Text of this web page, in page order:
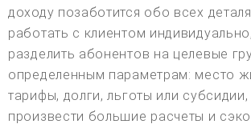
доходу позаботится обо всех
работать с клиентом
разделить абонентов на целевые
определенным параметрам: место
тарифы, долги, льготы или
произвести большие расчеты и